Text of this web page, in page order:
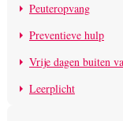
Peuteropvang
Preventieve hulp
Vrije dagen buiten
Leerplicht